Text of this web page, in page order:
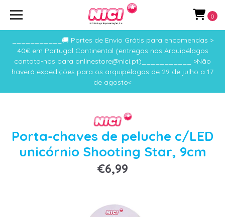
___________🚚 Portes de Envio Grátis para encomendas >
40€ em Portugal Continental (entregas nos Arquipélagos
contata-nos para onlinestore@nici.pt)___________ >Não
haverá expedições para os arquipélagos de 29 de julho a 17
de agosto<
0
Porta-chaves de peluche c/LED
unicórnio Shooting Star, 9cm
€6,99